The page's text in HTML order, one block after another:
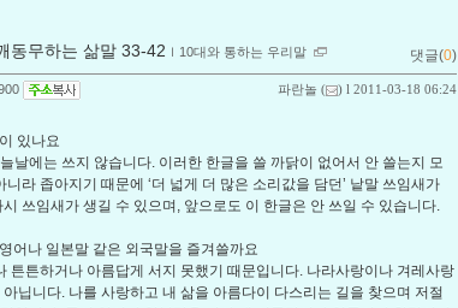
동무하는 삶말 33-42 ｌ 10대와 통하는 우리말 댓글(0)
파란놀 ( ) l 2011-03-18 06:24
있나요
날에는 쓰지 않습니다. 이러한 한글을 쓸 까닭이 없어서 안 쓸는지 모
라 좁아지기 때문에 ‘더 넓게 더 많은 소리값을 담던’ 낱말 쓰임새가
쓰임새가 생길 수 있으며, 앞으로도 이 한글은 안 쓰일 수 있습니다.
어나 일본말 같은 외국말을 즐겨쓸까요
튼튼하거나 아름답게 서지 못했기 때문입니다. 나라사랑이나 겨레사랑
닙니다. 나를 사랑하고 내 삶을 아름다이 다스리는 길을 찾으며 저절